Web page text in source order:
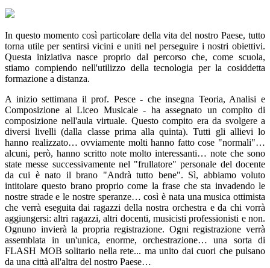
In questo momento così particolare della vita del nostro Paese, tutto
torna utile per sentirsi vicini e uniti nel perseguire i nostri obiettivi.
Questa iniziativa nasce proprio dal percorso che, come scuola,
stiamo compiendo nell'utilizzo della tecnologia per la cosiddetta
formazione a distanza.
A inizio settimana il prof. Pesce - che insegna Teoria, Analisi e
Composizione al Liceo Musicale - ha assegnato un compito di
composizione nell'aula virtuale. Questo compito era da svolgere a
diversi livelli (dalla classe prima alla quinta). Tutti gli allievi lo
hanno realizzato… ovviamente molti hanno fatto cose "normali"…
alcuni, però, hanno scritto note molto interessanti… note che sono
state messe successivamente nel "frullatore" personale del docente
da cui è nato il brano "Andrà tutto bene". Sì, abbiamo voluto
intitolare questo brano proprio come la frase che sta invadendo le
nostre strade e le nostre speranze… così è nata una musica ottimista
che verrà eseguita dai ragazzi della nostra orchestra e da chi vorrà
aggiungersi: altri ragazzi, altri docenti, musicisti professionisti e non.
Ognuno invierà la propria registrazione. Ogni registrazione verrà
assemblata in un'unica, enorme, orchestrazione… una sorta di
FLASH MOB solitario nella rete... ma unito dai cuori che pulsano
da una città all'altra del nostro Paese…